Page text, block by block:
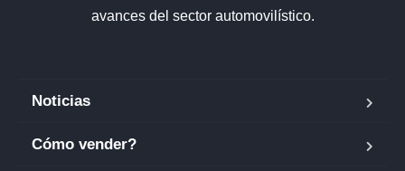
avances del sector automovilístico.
Noticias
Cómo vender?